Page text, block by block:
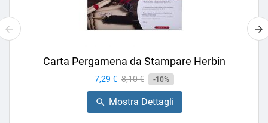
Carta Pergamena da Stampare Herbin
Prezzo
7,29 € Prezzo
base
8,10 € -10%
 Mostra Dettagli